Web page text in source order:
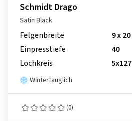
Schmidt Drago
Satin Black
Felgenbreite
9 x 20
Einpresstiefe
40
Lochkreis
5x127
Wintertauglich
(0)